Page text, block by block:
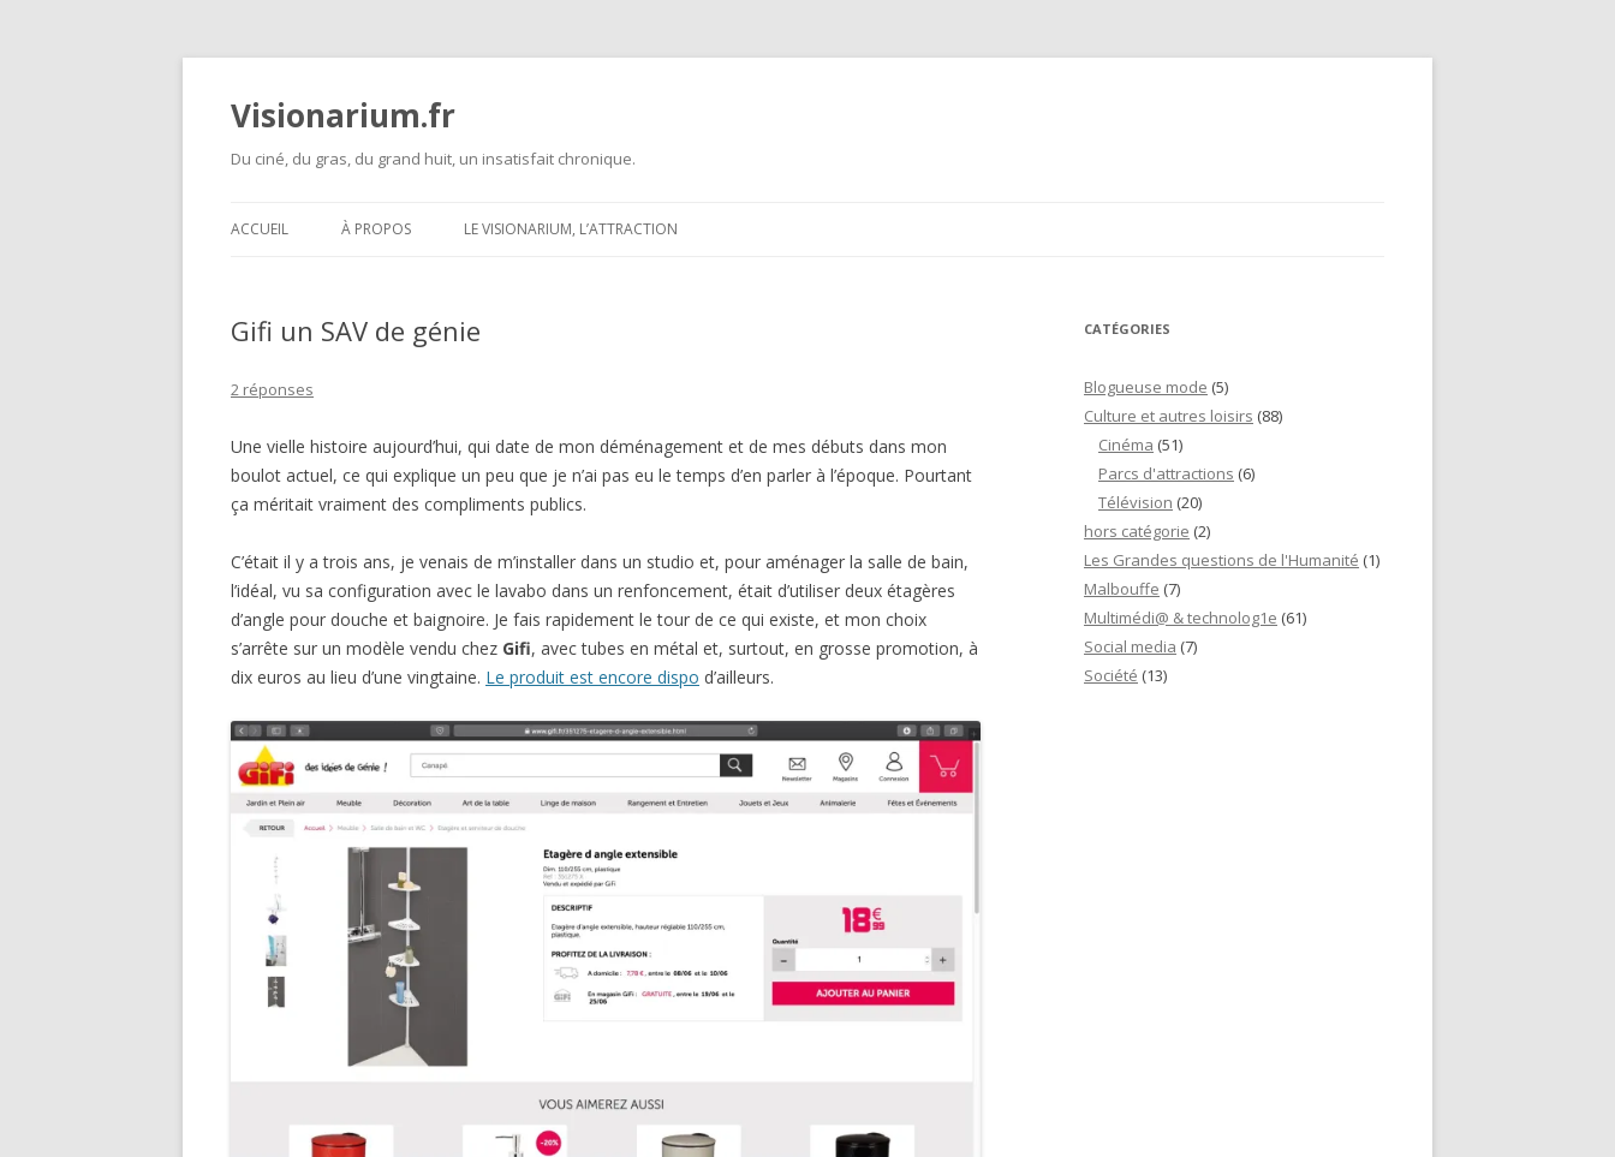
Visionarium.fr
Du ciné, du gras, du grand huit, un insatisfait chronique.
ACCUEIL À PROPOS LE VISIONARIUM, L’ATTRACTION
Gifi un SAV de génie
2 réponses
Une vielle histoire aujourd’hui, qui date de mon déménagement et de mes débuts dans mon
boulot actuel, ce qui explique un peu que je n’ai pas eu le temps d’en parler à l’époque. Pourtant
ça méritait vraiment des compliments publics.
C’était il y a trois ans, je venais de m’installer dans un studio et, pour aménager la salle de bain,
l’idéal, vu sa configuration avec le lavabo dans un renfoncement, était d’utiliser deux étagères
d’angle pour douche et baignoire. Je fais rapidement le tour de ce qui existe, et mon choix
s’arrête sur un modèle vendu chez Gifi, avec tubes en métal et, surtout, en grosse promotion, à
dix euros au lieu d’une vingtaine. Le produit est encore dispo d’ailleurs.
CATÉGORIES
Blogueuse mode (5)
Culture et autres loisirs (88)
Cinéma (51)
Parcs d'attractions (6)
Télévision (20)
hors catégorie (2)
Les Grandes questions de l'Humanité (1)
Malbouffe (7)
Multimédi@ & technolog1e (61)
Social media (7)
Société (13)